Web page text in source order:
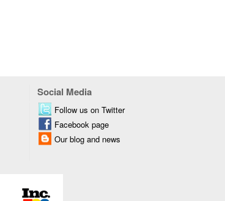
Social Media
Follow us on Twitter
Facebook page
Our blog and news